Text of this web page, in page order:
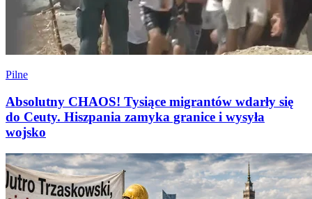
Pilne
Absolutny CHAOS! Tysiące migrantów wdarły się
do Ceuty. Hiszpania zamyka granice i wysyła
wojsko